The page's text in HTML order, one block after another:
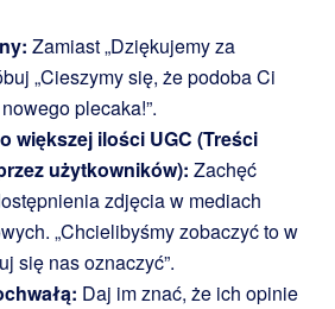
Zamiast „Dziękujemy za
„Cieszymy się, że podoba Ci
plecaka!”.
większej ilości UGC (Treści
użytkowników): Zachęć
zdjęcia w mediach
„Chcielibyśmy zobaczyć to w
się nas oznaczyć”.
Daj im znać, że ich opinie